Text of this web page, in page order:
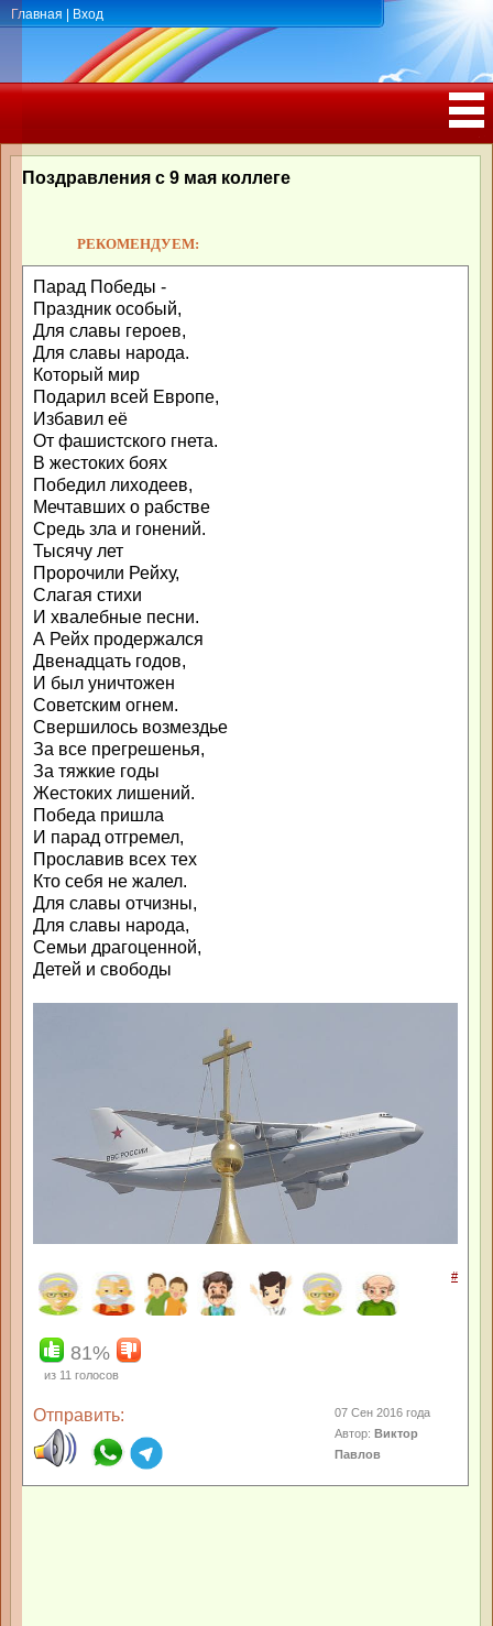
Главная Вход
РОЖДЕНИЯ, ЮБИЛЕЕМ
Поздравления с 9 мая коллеге
РЕКОМЕНДУЕМ:
Парад Победы -
Праздник особый,
Для славы героев,
Для славы народа.
Который мир
Подарил всей Европе,
Избавил её
От фашистского гнета.
В жестоких боях
Победил лиходеев,
Мечтавших о рабстве
Средь зла и гонений.
Тысячу лет
Пророчили Рейху,
Слагая стихи
И хвалебные песни.
А Рейх продержался
Двенадцать годов,
И был уничтожен
Советским огнем.
Свершилось возмездье
За все прегрешенья,
За тяжкие годы
Жестоких лишений.
Победа пришла
И парад отгремел,
Прославив всех тех
Кто себя не жалел.
Для славы отчизны,
Для славы народа,
Семьи драгоценной,
Детей и свободы
#
81%
из 11 голосов
Отправить:
07 Сен 2016 года
Автор: Виктор
Павлов